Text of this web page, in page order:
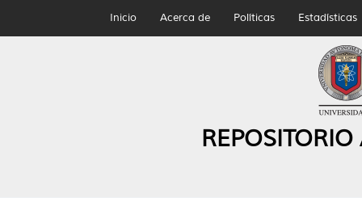
Inicio Acerca de Políticas Estadísticas